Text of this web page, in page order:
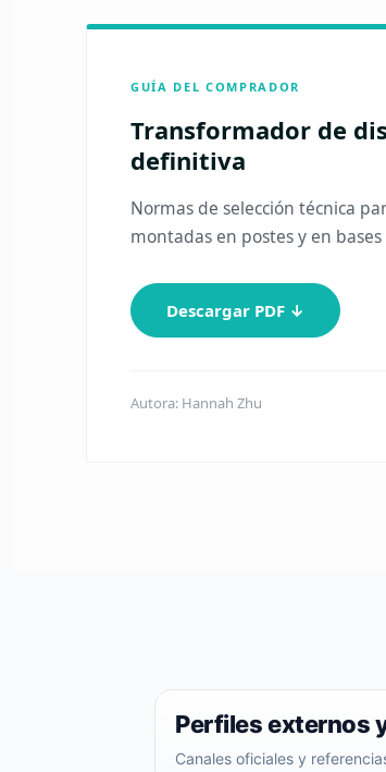
GUÍA DEL COMPRADOR
Transformador de
definitiva
Normas de selección técnica
montadas en postes y en
Descargar PDF ↓
Autora: Hannah Zhu
Perfiles externos
Canales oficiales y